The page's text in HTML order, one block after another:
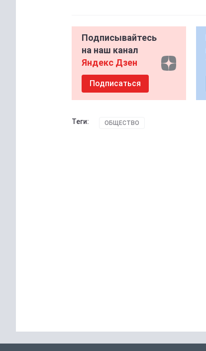
Подписывайтесь
на наш канал
Яндекс Дзен
Подписаться
Теги: ОБЩЕСТВО